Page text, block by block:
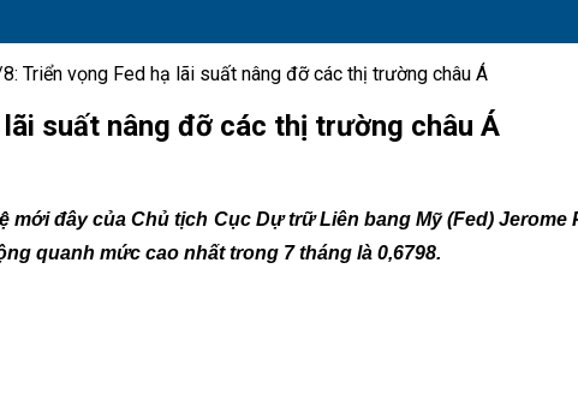
Triển vọng Fed hạ lãi suất nâng đỡ các thị trường châu Á
suất nâng đỡ các thị trường châu Á
đây của Chủ tịch Cục Dự trữ Liên bang Mỹ (Fed)
quanh mức cao nhất trong 7 tháng là 0,6798.